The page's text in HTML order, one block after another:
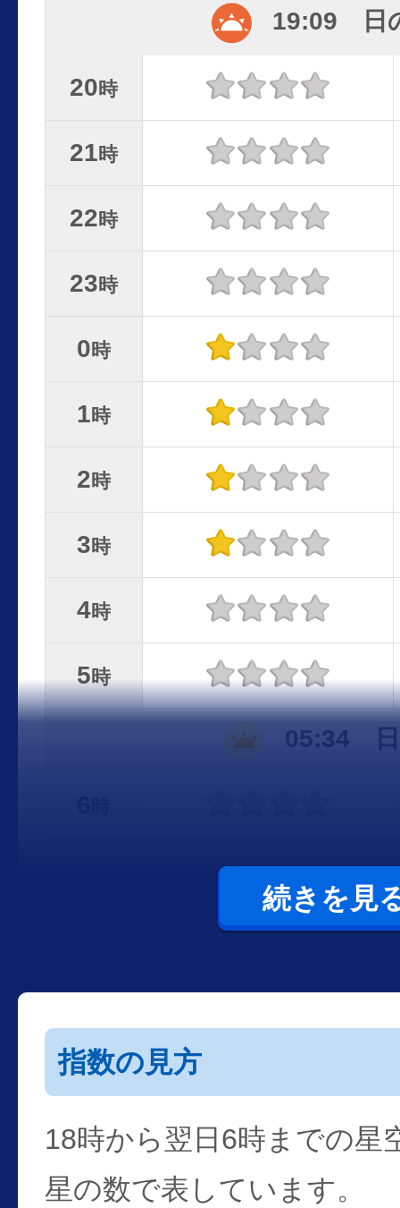
19:09 日
20時
21時
22時
23時
0時
1時
2時
3時
4時
5時
05:34 日
続きを見
指数の見方
18時から翌日6時までの星
星の数で表しています。